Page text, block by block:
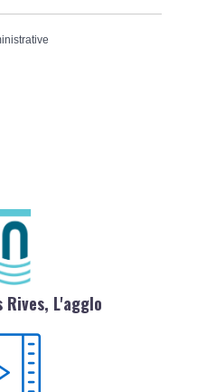
Rives, L'agglo